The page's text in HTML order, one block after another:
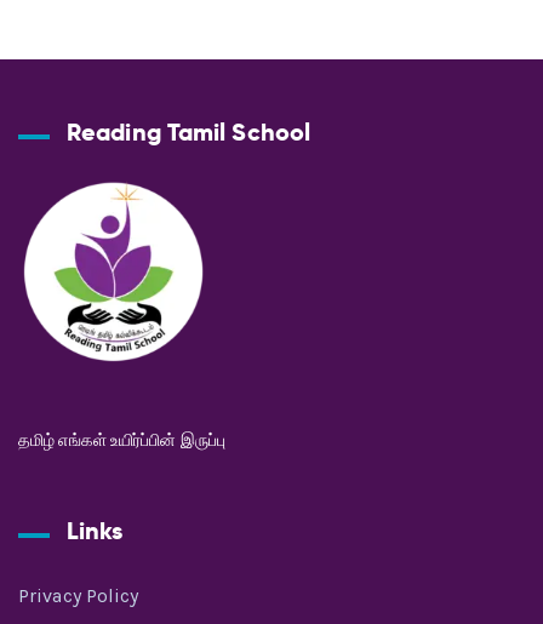
Reading Tamil School
தமிழ் எங்கள் உயிர்ப்பின் இருப்பு
Links
Privacy Policy